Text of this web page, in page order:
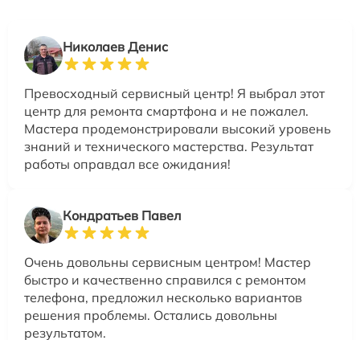
Николаев Денис
Превосходный сервисный центр! Я выбрал этот
центр для ремонта смартфона и не пожалел.
Мастера продемонстрировали высокий уровень
знаний и технического мастерства. Результат
работы оправдал все ожидания!
Кондратьев Павел
Очень довольны сервисным центром! Мастер
быстро и качественно справился с ремонтом
телефона, предложил несколько вариантов
решения проблемы. Остались довольны
результатом.